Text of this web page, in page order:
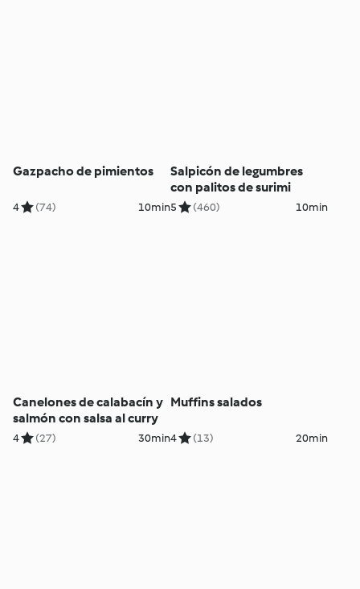
Gazpacho de pimientos
4 (74) 10min
Salpicón de legumbres
con palitos de surimi
5 (460) 10min
Canelones de calabacín y
salmón con salsa al curry
4 (27) 30min
Muffins salados
4 (13) 20min